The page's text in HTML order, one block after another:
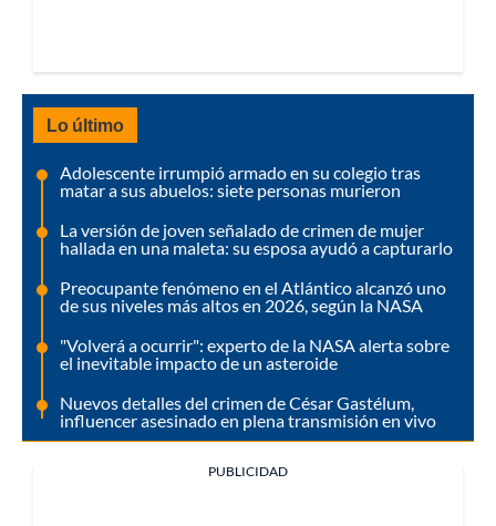
Lo último
Adolescente irrumpió armado en su colegio tras
matar a sus abuelos: siete personas murieron
La versión de joven señalado de crimen de mujer
hallada en una maleta: su esposa ayudó a capturarlo
Preocupante fenómeno en el Atlántico alcanzó uno
de sus niveles más altos en 2026, según la NASA
"Volverá a ocurrir": experto de la NASA alerta sobre
el inevitable impacto de un asteroide
Nuevos detalles del crimen de César Gastélum,
influencer asesinado en plena transmisión en vivo
PUBLICIDAD